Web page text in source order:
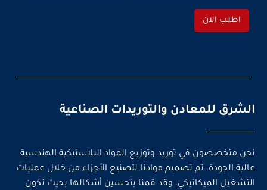
اطلب الان
الشرق للمعادن والتوريدات الصناعية
نحن متخصصون في توريد وتوزيع المواد البلاستيكية الهندسية
عالية الجودة. تم تصميم موادنا لتصنيع الأجزاء من خلال عمليات
التشغيل الميكانيكي، وقد قمنا بتحسين أشكالها بحيث تكون